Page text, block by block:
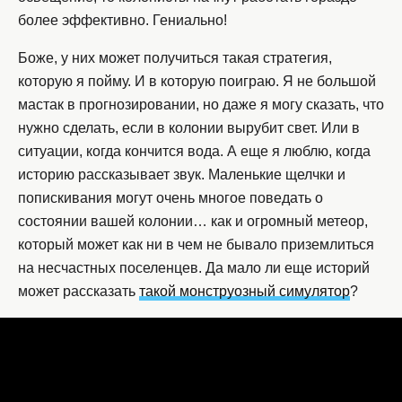
более эффективно. Гениально!
Боже, у них может получиться такая стратегия,
которую я пойму. И в которую поиграю. Я не большой
мастак в прогнозировании, но даже я могу сказать, что
нужно сделать, если в колонии вырубит свет. Или в
ситуации, когда кончится вода. А еще я люблю, когда
историю рассказывает звук. Маленькие щелчки и
попискивания могут очень многое поведать о
состоянии вашей колонии… как и огромный метеор,
который может как ни в чем не бывало приземлиться
на несчастных поселенцев. Да мало ли еще историй
может рассказать такой монструозный симулятор?